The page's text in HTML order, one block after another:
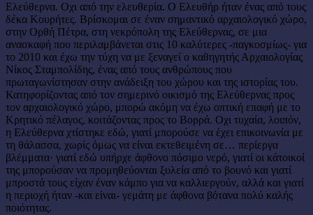
Ελεύθερνα. Οχι από την ελευθερία. Ο Ελευθήρ ήταν ένας από τους
δέκα Κουρήτες. Βρίσκομαι σε έναν σημαντικό αρχαιολογικό χώρο,
στην Ορθή Πέτρα, στη νεκρόπολη της Ελεύθερνας, σε μια
ανασκαφή που περιλαμβάνεται στις 10 καλύτερες -παγκοσμίως- για
το 2010 και έχω την τύχη να με ξεναγεί ο καθηγητής Αρχαιολογίας
Νίκος Σταμπολίδης, ένας από τους ανθρώπους που
πρωταγωνίστησαν στην ανάδειξη του χώρου και της ιστορίας του.
Κατηφορίζοντας από τον σημερινό οικισμό της Ελεύθερνας προς
τον αρχαιολογικό χώρο, μπορώ ακόμη να έχω οπτική επαφή με το
Κρητικό πέλαγος, κοιτάζοντας προς το Βορρά. Οχι τυχαία, λοιπόν,
η Ελεύθερνα χτίστηκε εδώ, γιατί μπορούσε να έχει επικοινωνία με
τη θάλασσα, χωρίς όμως να είναι εκτεθειμένη σε… περίεργα
βλέμματα· γιατί εδώ υπήρχε άφθονο πόσιμο νερό, γιατί οι κάτοικοί
της μπορούσαν να προμηθεύονται ξυλεία από το βουνό και γιατί
μπροστά τους είχαν έναν κάμπο για να καλλιεργούν, αλλά και γιατί
η περιοχή ήταν -και είναι- γεμάτη με άφθονα βότανα πολύ καλής
ποιότητας.